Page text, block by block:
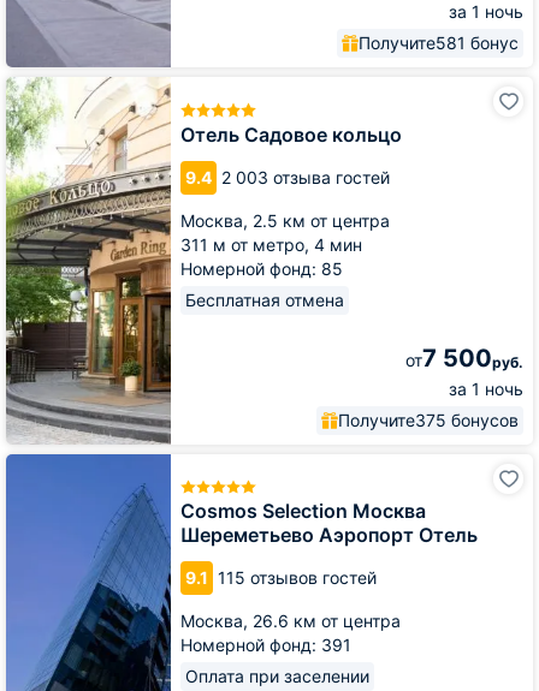
за 1 ночь
Получите581 бонус
Отель Садовое кольцо
9.4 2 003 отзыва гостей
Москва, 2.5 км от центра
311 м от метро, 4 мин
Номерной фонд: 85
Бесплатная отмена
от7 500руб.
за 1 ночь
Получите375 бонусов
Отель
Садовое
кольцо
Cosmos Selection Москва
Шереметьево Аэропорт Отель
9.1 115 отзывов гостей
Москва, 26.6 км от центра
Номерной фонд: 391
Оплата при заселении
Cosmos